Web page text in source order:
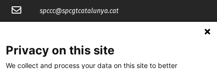
spccc@spcgtcatalunya.cat
@CGTCatalunya
Privacy on this site
We collect and process your data on this site to better